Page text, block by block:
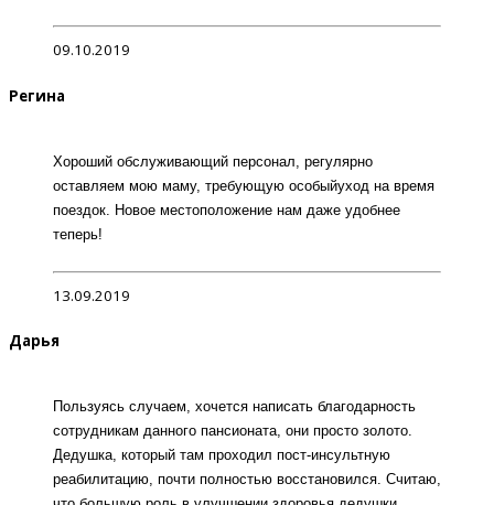
09.10.2019
Регина
Хороший обслуживающий персонал, регулярно
оставляем мою маму, требующую особыйуход на время
поездок. Новое местоположение нам даже удобнее
теперь!
13.09.2019
Дарья
Пользуясь случаем, хочется написать благодарность
сотрудникам данного пансионата, они просто золото.
Дедушка, который там проходил пост-инсультную
реабилитацию, почти полностью восстановился. Считаю,